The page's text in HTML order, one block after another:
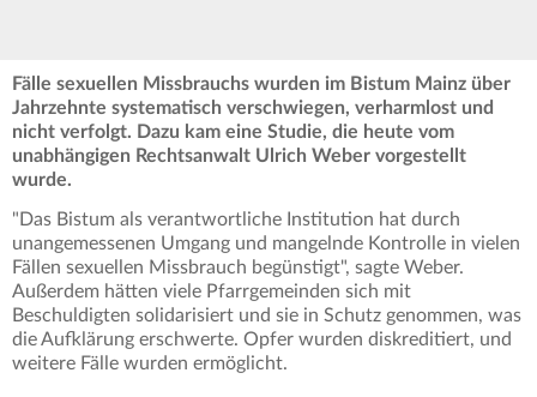
Fälle sexuellen Missbrauchs wurden im Bistum Mainz über
Jahrzehnte systematisch verschwiegen, verharmlost und
nicht verfolgt. Dazu kam eine Studie, die heute vom
unabhängigen Rechtsanwalt Ulrich Weber vorgestellt
wurde.
"Das Bistum als verantwortliche Institution hat durch
unangemessenen Umgang und mangelnde Kontrolle in vielen
Fällen sexuellen Missbrauch begünstigt", sagte Weber.
Außerdem hätten viele Pfarrgemeinden sich mit
Beschuldigten solidarisiert und sie in Schutz genommen, was
die Aufklärung erschwerte. Opfer wurden diskreditiert, und
weitere Fälle wurden ermöglicht.